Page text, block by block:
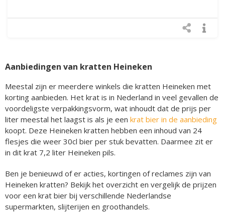
Aanbiedingen van kratten Heineken
Meestal zijn er meerdere winkels die kratten Heineken met
korting aanbieden. Het krat is in Nederland in veel gevallen de
voordeligste verpakkingsvorm, wat inhoudt dat de prijs per
liter meestal het laagst is als je een krat bier in de aanbieding
koopt. Deze Heineken kratten hebben een inhoud van 24
flesjes die weer 30cl bier per stuk bevatten. Daarmee zit er
in dit krat 7,2 liter Heineken pils.
Ben je benieuwd of er acties, kortingen of reclames zijn van
Heineken kratten? Bekijk het overzicht en vergelijk de prijzen
voor een krat bier bij verschillende Nederlandse
supermarkten, slijterijen en groothandels.